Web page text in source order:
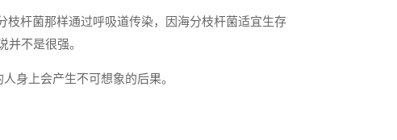
杆菌那样通过呼吸道传染，因海分枝杆菌适宜生存
不是很强。
身上会产生不可想象的后果。